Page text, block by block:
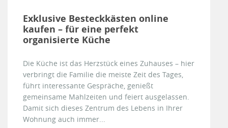
Exklusive Besteckkästen online
kaufen – für eine perfekt
organisierte Küche
Die Küche ist das Herzstück eines Zuhauses – hier
verbringt die Familie die meiste Zeit des Tages,
führt interessante Gespräche, genießt
gemeinsame Mahlzeiten und feiert ausgelassen.
Damit sich dieses Zentrum des Lebens in Ihrer
Wohnung auch immer...